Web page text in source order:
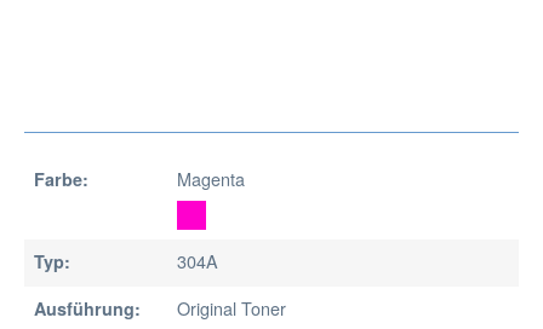
Farbe: Magenta
Typ: 304A
Ausführung: Original Toner